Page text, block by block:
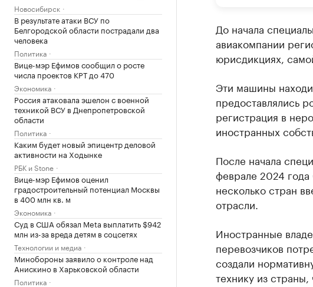
Новосибирск
В результате атаки ВСУ по
Белгородской области пострадали два
человека
Политика
Вице-мэр Ефимов сообщил о росте
числа проектов КРТ до 470
Экономика
Россия атаковала эшелон с военной
техникой ВСУ в Днепропетровской
области
Политика
Каким будет новый эпицентр деловой
активности на Ходынке
РБК и Stone
Вице-мэр Ефимов оценил
градостроительный потенциал Москвы
в 400 млн кв. м
Экономика
Суд в США обязал Meta выплатить $942
млн из-за вреда детям в соцсетях
Технологии и медиа
Минобороны заявило о контроле над
Анискино в Харьковской области
Политика
До начала
авиакомпании
юрисдикциях,
Эти машины
предоставлялись
регистрация в
иностранных
После начала
феврале 2024
несколько стран
отрасли.
Иностранные
перевозчиков
создали
технику из